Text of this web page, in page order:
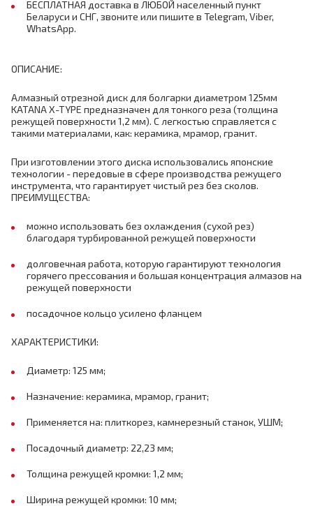
БЕСПЛАТНАЯ доставка в ЛЮБОЙ населенный пункт
Беларуси и СНГ, звоните или пишите в Telegram, Viber,
WhatsApp.
ОПИСАНИЕ:
Алмазный отрезной диск для болгарки диаметром 125мм
KATANA X-TYPE предназначен для тонкого реза (толщина
режущей поверхности 1,2 мм). С легкостью справляется с
такими материалами, как: керамика, мрамор, гранит.
При изготовлении этого диска использовались японские
технологии - передовые в сфере производства режущего
инструмента, что гарантирует чистый рез без сколов.
ПРЕИМУЩЕСТВА:
можно использовать без охлаждения (сухой рез)
благодаря турбированной режущей поверхности
долговечная работа, которую гарантируют технология
горячего прессования и большая концентрация алмазов на
режущей поверхности
посадочное кольцо усилено фланцем
ХАРАКТЕРИСТИКИ:
Диаметр: 125 мм;
Назначение: керамика, мрамор, гранит;
Применяется на: плиткорез, камнерезный станок, УШМ;
Посадочный диаметр: 22,23 мм;
Толщина режущей кромки: 1,2 мм;
Ширина режущей кромки: 10 мм;